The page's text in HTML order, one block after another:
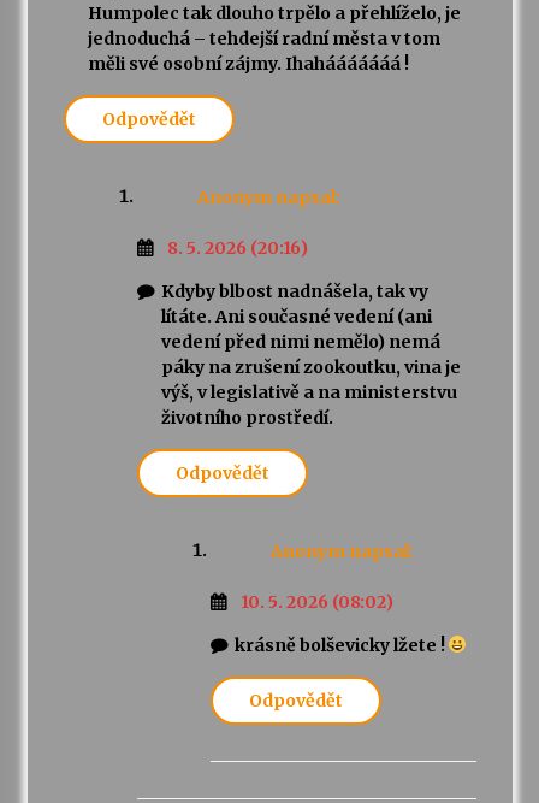
Humpolec tak dlouho trpělo a přehlíželo, je
jednoduchá – tehdejší radní města v tom
měli své osobní zájmy. Ihahááááááá !
Odpovědět
Anonym napsal:
8. 5. 2026 (20:16)
Kdyby blbost nadnášela, tak vy
lítáte. Ani současné vedení (ani
vedení před nimi nemělo) nemá
páky na zrušení zookoutku, vina je
výš, v legislativě a na ministerstvu
životního prostředí.
Odpovědět
Anonym napsal:
10. 5. 2026 (08:02)
krásně bolševicky lžete !
Odpovědět